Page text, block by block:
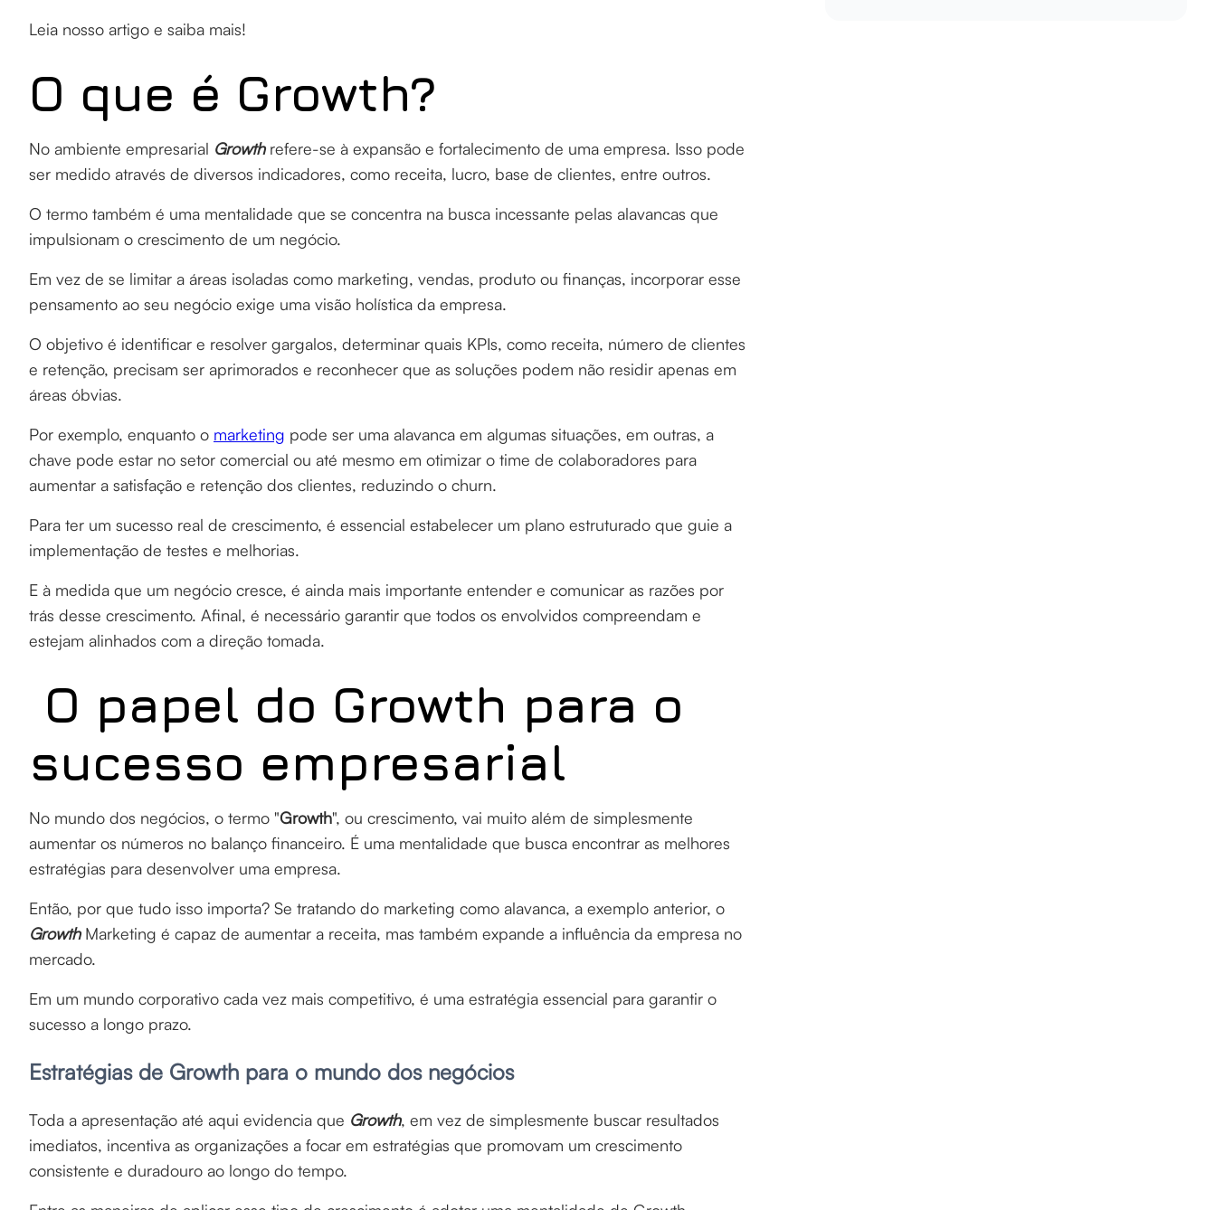
Leia nosso artigo e saiba mais!
O que é Growth?
No ambiente empresarial Growth refere-se à expansão e fortalecimento de uma empresa. Isso pode
ser medido através de diversos indicadores, como receita, lucro, base de clientes, entre outros.
O termo também é uma mentalidade que se concentra na busca incessante pelas alavancas que
impulsionam o crescimento de um negócio.
Em vez de se limitar a áreas isoladas como marketing, vendas, produto ou finanças, incorporar esse
pensamento ao seu negócio exige uma visão holística da empresa.
O objetivo é identificar e resolver gargalos, determinar quais KPIs, como receita, número de clientes
e retenção, precisam ser aprimorados e reconhecer que as soluções podem não residir apenas em
áreas óbvias.
Por exemplo, enquanto o marketing pode ser uma alavanca em algumas situações, em outras, a
chave pode estar no setor comercial ou até mesmo em otimizar o time de colaboradores para
aumentar a satisfação e retenção dos clientes, reduzindo o churn.
Para ter um sucesso real de crescimento, é essencial estabelecer um plano estruturado que guie a
implementação de testes e melhorias.
E à medida que um negócio cresce, é ainda mais importante entender e comunicar as razões por
trás desse crescimento. Afinal, é necessário garantir que todos os envolvidos compreendam e
estejam alinhados com a direção tomada.
O papel do Growth para o
sucesso empresarial
No mundo dos negócios, o termo "Growth", ou crescimento, vai muito além de simplesmente
aumentar os números no balanço financeiro. É uma mentalidade que busca encontrar as melhores
estratégias para desenvolver uma empresa.
Então, por que tudo isso importa? Se tratando do marketing como alavanca, a exemplo anterior, o
Growth Marketing é capaz de aumentar a receita, mas também expande a influência da empresa no
mercado.
Em um mundo corporativo cada vez mais competitivo, é uma estratégia essencial para garantir o
sucesso a longo prazo.
Estratégias de Growth para o mundo dos negócios
Toda a apresentação até aqui evidencia que Growth, em vez de simplesmente buscar resultados
imediatos, incentiva as organizações a focar em estratégias que promovam um crescimento
consistente e duradouro ao longo do tempo.